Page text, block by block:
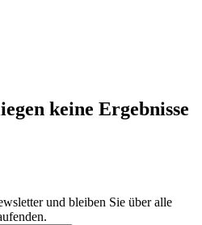
keine Ergebnisse
und bleiben Sie über alle